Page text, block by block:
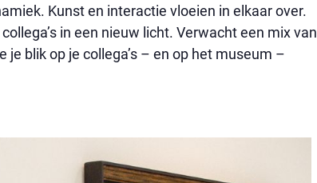
Kunst en interactie vloeien in elkaar over.
in een nieuw licht. Verwacht een mix van
blik op je collega’s – en op het museum –